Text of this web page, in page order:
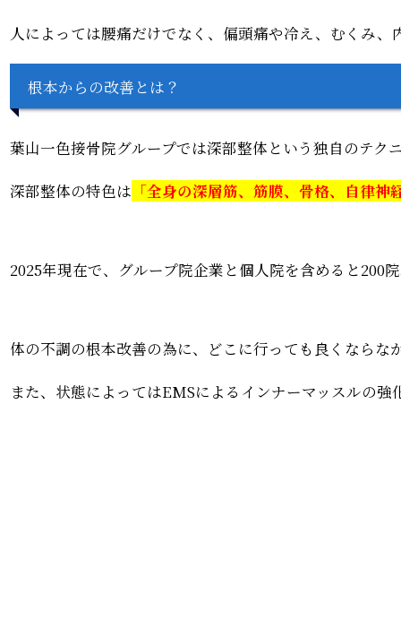
人によっては腰痛だけでなく、偏頭痛や冷え、むくみ、
根本からの改善とは？
葉山一色接骨院グループでは深部整体という独自のテク
深部整体の特色は 「全身の深層筋、筋膜、骨格、自律神
2025年現在で、グループ院企業と個人院を含めると200
体の不調の根本改善の為に、どこに行っても良くなら
また、状態によってはEMSによるインナーマッスルの